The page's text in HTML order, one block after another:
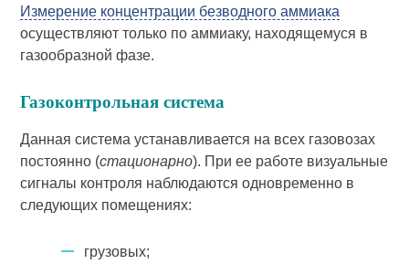
Измерение концентрации безводного аммиака
осуществляют только по аммиаку, находящемуся в
газообразной фазе.
Газоконтрольная система
Данная система устанавливается на всех газовозах
постоянно (стационарно). При ее работе визуальные
сигналы контроля наблюдаются одновременно в
следующих помещениях:
грузовых;